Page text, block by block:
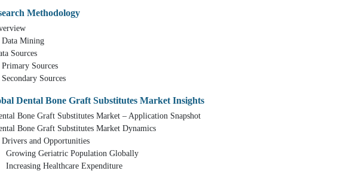
Methodology
Mining
Sources
Sources
Sources
Dental Bone Graft Substitutes Market Insights
Bone Graft Substitutes Market – Application Snapshot
Bone Graft Substitutes Market Dynamics
and Opportunities
Geriatric Population Globally
Healthcare Expenditure